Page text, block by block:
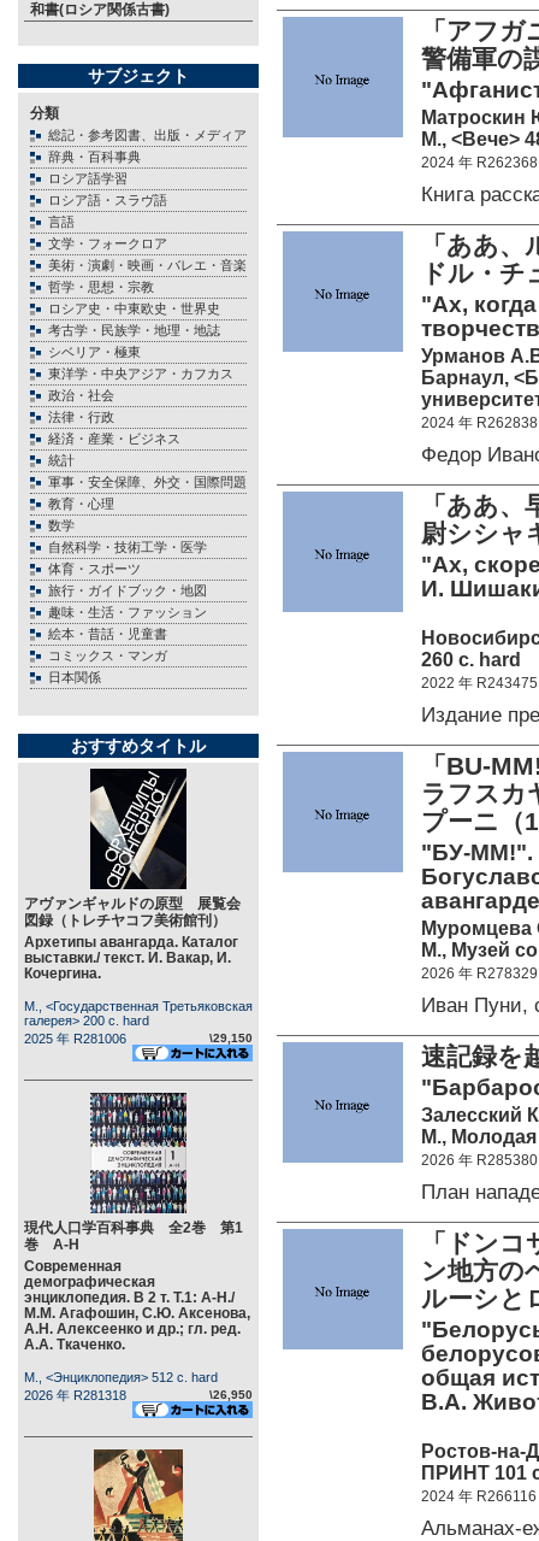
和書(ロシア関係古書)
サブジェクト
分類
総記・参考図書、出版・メディア
辞典・百科事典
ロシア語学習
ロシア語・スラヴ語
言語
文学・フォークロア
美術・演劇・映画・バレエ・音楽
哲学・思想・宗教
ロシア史・中東欧史・世界史
考古学・民族学・地理・地誌
シベリア・極東
東洋学・中央アジア・カフカス
政治・社会
法律・行政
経済・産業・ビジネス
統計
軍事・安全保障、外交・国際問題
教育・心理
数学
自然科学・技術工学・医学
体育・スポーツ
旅行・ガイドブック・地図
趣味・生活・ファッション
絵本・昔話・児童書
コミックス・マンガ
日本関係
おすすめタイトル
アヴァンギャルドの原型 展覧会
図録（トレチヤコフ美術館刊）
Архетипы авангарда. Каталог
выставки./ текст. И. Вакар, И.
Кочергина.
М., <Государственная Третьяковская
галерея> 200 c. hard
2025 年 R281006
\29,150
現代人口学百科事典 全2巻 第1
巻 А-Н
Современная
демографическая
энциклопедия. В 2 т. Т.1: А-Н./
М.М. Агафошин, С.Ю. Аксенова,
А.Н. Алексеенко и др.; гл. ред.
А.А. Ткаченко.
М., <Энциклопедия> 512 c. hard
2026 年 R281318
\26,950
「アフ
警備軍の
Матроскин
М., <Вече>
2024 年 R262368
Книга
「ああ
ドル・
"Ах,
Урманов
Барнаул,
2024 年 R262838
Федор
「ああ
尉シシャ
"Ах,
И.
260 c. hard
2022 年 R243475
Издание
「BU-
ラフスカ
プーニ（
"БУ-ММ!".
Муромцева
М., Музей
2026 年 R278329
Иван Пуни,
速記録を
Залесский
М., Молодая
2026 年 R285380
План
「ドン
ン地方の
ルーシと
общая
В.А.
Ростов-на-
ПРИНТ 101
2024 年 R266116
Альманах-